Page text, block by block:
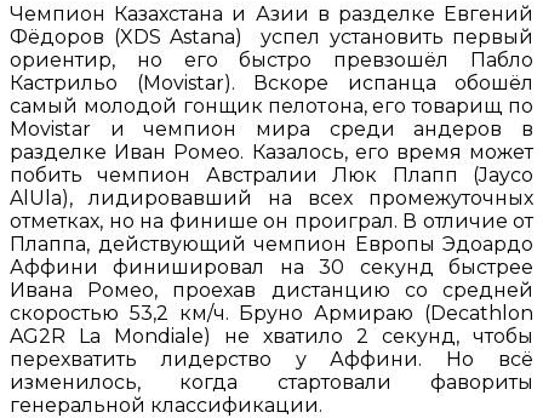
Чемпион Казахстана и Азии в разделке Евгений
Фёдоров (XDS Astana) успел установить первый
ориентир, но его быстро превзошёл Пабло
Кастрильо (Movistar). Вскоре испанца обошёл
самый молодой гонщик пелотона, его товарищ по
Movistar и чемпион мира среди андеров в
разделке Иван Ромео. Казалось, его время может
побить чемпион Австралии Люк Плапп (Jayco
AlUla), лидировавший на всех промежуточных
отметках, но на финише он проиграл. В отличие от
Плаппа, действующий чемпион Европы Эдоардо
Аффини финишировал на 30 секунд быстрее
Ивана Ромео, проехав дистанцию со средней
скоростью 53,2 км/ч. Бруно Армираю (Decathlon
AG2R La Mondiale) не хватило 2 секунд, чтобы
перехватить лидерство у Аффини. Но всё
изменилось, когда стартовали фавориты
генеральной классификации.